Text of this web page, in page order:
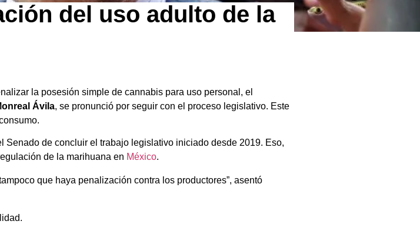
del uso adulto de la
la posesión simple de cannabis para uso personal, el
Ávila, se pronunció por seguir con el proceso legislativo. Este
de concluir el trabajo legislativo iniciado desde 2019. Eso,
de la marihuana en México.
que haya penalización contra los productores”, asentó